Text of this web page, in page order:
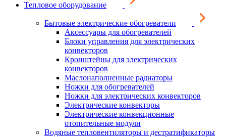
Тепловое оборудование
Бытовые электрические обогреватели
Аксессуары для обогревателей
Блоки управления для электрических
конвекторов
Кронштейны для электрических
конвекторов
Маслонаполненные радиаторы
Ножки для обогревателей
Ножки для электрических конвекторов
Электрические конвекторы
Электрические конвекционные
отопительные модули
Водяные тепловентиляторы и дестратификаторы